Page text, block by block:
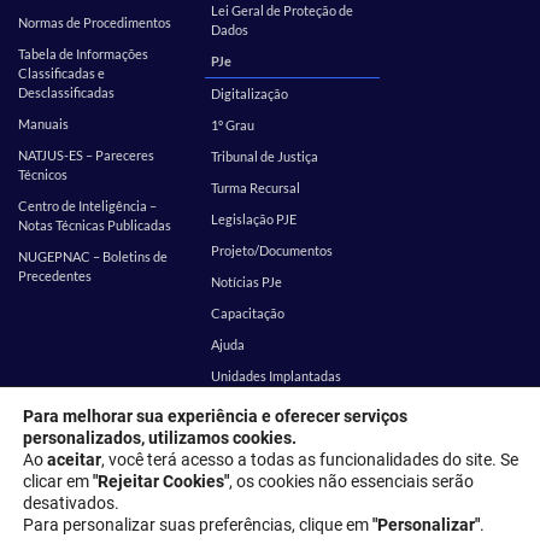
Normas de Procedimentos
Tabela de Informações
Classificadas e
Desclassificadas
Manuais
NATJUS-ES – Pareceres
Técnicos
Centro de Inteligência –
Notas Técnicas Publicadas
NUGEPNAC – Boletins de
Precedentes
Lei Geral de Proteção de
Dados
PJe
Digitalização
1º Grau
Tribunal de Justiça
Turma Recursal
Legislação PJE
Projeto/Documentos
Notícias PJe
Capacitação
Ajuda
Unidades Implantadas
Estatística
SEI
EMES Corregedoria
Endereço: Rua Desembargador Homero Mafra, 60 - Enseada do Suá,
Vitória - ES, 29050-906
Para melhorar sua experiência e oferecer serviços
personalizados, utilizamos cookies.
Aoaceitar, você terá acesso a todas as funcionalidades do site. Se
clicar em"Rejeitar Cookies", os cookies não essenciais serão
desativados.
Para personalizar suas preferências, clique em"Personalizar".